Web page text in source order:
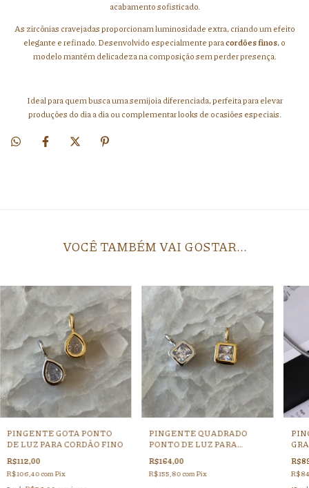
acabamento sofisticado.
As zircônias cravejadas proporcionam luminosidade extra, criando um efeito
elegante e refinado. Desenvolvido especialmente paracordões finos, o
modelo mantém delicadeza na composição sem perder presença.
Ideal para quem busca uma semijoia diferenciada, perfeita para elevar
produções do dia a dia ou complementar looks de ocasiões especiais.
VOCÊ TAMBÉM VAI GOSTAR...
PINGENTE GOTA PONTO
DE LUZ PARA CORDÃO FINO
R$112,00
R$106,40com Pix
PINGENTE QUADRADO
PONTO DE LUZ PARA
CORDÃO FINO
R$164,00
R$155,80comPix